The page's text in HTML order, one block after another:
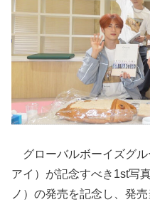
グローバルボーイズグル
アイ）が記念すべき1st写
ノ）の発売を記念し、発